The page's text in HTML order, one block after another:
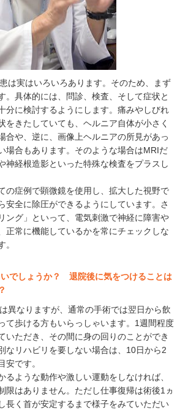
は実はいろいろあります。そのため、まず
。具体的には、問診、検査、そして症状と
分に検討するようにします。痛みやしびれ
をきたしていても、ヘルニア自体が小さく
合や、逆に、画像上ヘルニアの所見があっ
場合もあります。そのような場合はMRIだ
神経根造影といった特殊な検査をプラスし
の症例で顕微鏡を使用し、拡大した視野で
安全に除圧ができるようにしています。さ
ング」といって、電気刺激で神経に障害や
正常に機能しているかを常にチェックしな
。
でしょうか？ 退院後に気をつけることは
異なりますが、通常の手術では翌日から飲
て歩ける方もいらっしゃいます。1週間程度
いただき、その間に身の回りのことができ
なリハビリを要しない場合は、10日から2
安です。
るような動作や激しい運動をしなければ、
限はありません。ただし仕事復帰は術後1ヵ
長く首が安定するまで様子をみていただい